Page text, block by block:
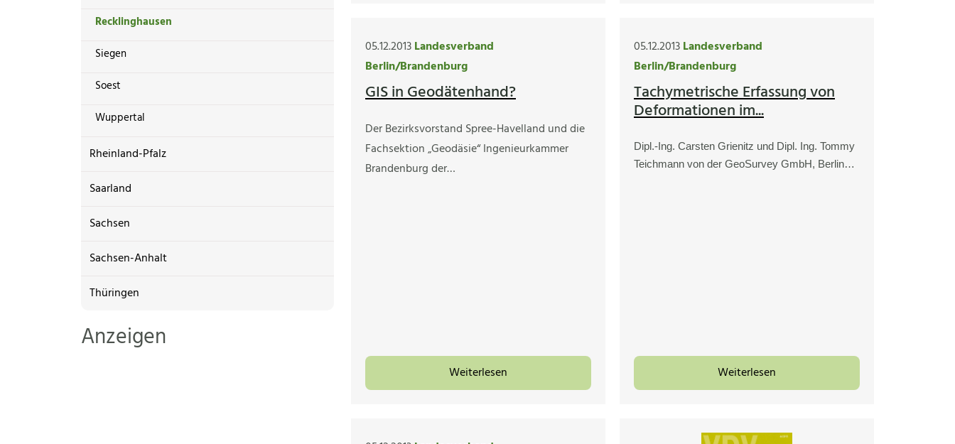
Recklinghausen
Siegen
Soest
Wuppertal
Rheinland-Pfalz
Saarland
Sachsen
Sachsen-Anhalt
Thüringen
Anzeigen
05.12.2013Landesverband
Berlin/Brandenburg
GIS in Geodätenhand?
Der Bezirksvorstand Spree-Havelland und die
Fachsektion „Geodäsie“ Ingenieurkammer
Brandenburg der…
Weiterlesen
05.12.2013Landesverband
Berlin/Brandenburg
Tachymetrische Erfassung von
Deformationen im...
Dipl.-Ing. Carsten Grienitz und Dipl. Ing. Tommy
Teichmann von der GeoSurvey GmbH, Berlin…
Weiterlesen